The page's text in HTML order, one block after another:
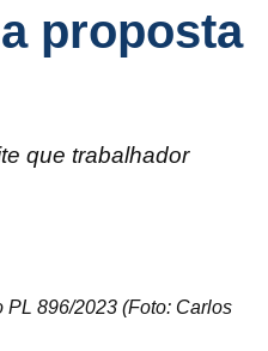
proposta
que trabalhador
PL 896/2023 (Foto: Carlos